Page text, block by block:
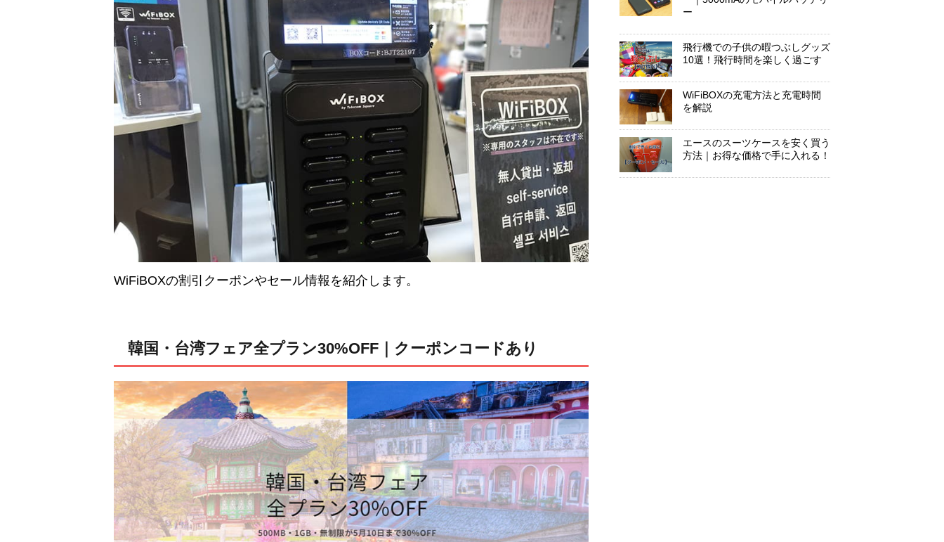
WiFiBOXの割引クーポンやセール情報を紹介します。
韓国・台湾フェア全プラン30%OFF｜クーポンコードあり
ー
飛行機での子供の暇つぶしグッズ
10選！飛行時間を楽しく過ごす
WiFiBOXの充電方法と充電時間
を解説
エースのスーツケースを安く買う
方法｜お得な価格で手に入れる！